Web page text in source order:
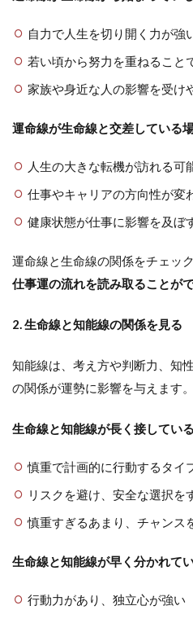
自力で人生を切り開く力が強
若い頃から努力を重ねること
家族や身近な人の影響を受け
運命線が生命線と交差している
人生の大きな転機が訪れる可
仕事やキャリアの方向性が変
健康状態が仕事に影響を及ぼ
運命線と生命線の関係をチェッ
仕事運の流れを読み取ることがで
2. 生命線と知能線の関係を見る
知能線は、考え方や判断力、知
の関係が運勢に影響を与えます。
生命線と知能線が長く接してい
慎重で計画的に行動するタイ
リスクを避け、安全な選択を
慎重すぎるあまり、チャンス
生命線と知能線が早く分かれて
行動力があり、独立心が強い